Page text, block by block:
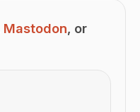
Mastodon, or